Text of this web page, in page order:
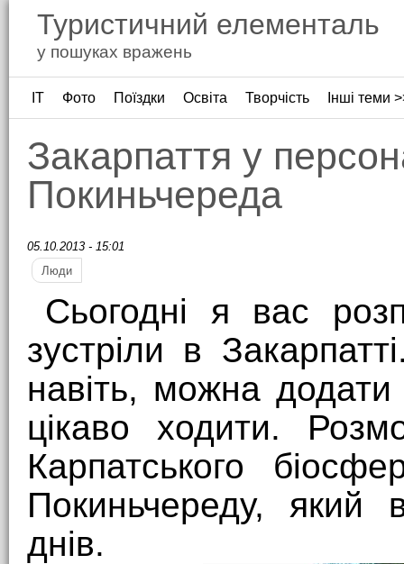
Туристичний елементаль
у пошуках вражень
ІТ Фото Поїздки Освіта Творчість Інші теми
Закарпаття у
Покиньчереда
05.10.2013 - 15:01
Люди
Сьогодні я вас
зустріли в
навіть, можна
цікаво ходити.
Карпатського
Покиньчереду,
днів.